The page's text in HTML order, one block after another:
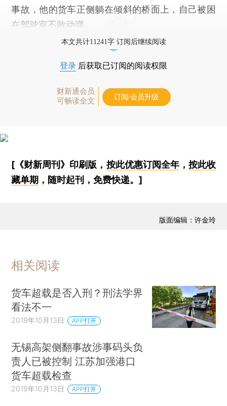
事故，他的货车正侧躺在倾斜的桥面上，自己被困
在驾驶室不敢动弹。
本文共计11241字 订阅后继续阅读
登录 后获取已订阅的阅读权限
财新通会员
可畅读全文
订阅/会员升级
[《财新周刊》印刷版， 按此优惠订阅全年， 按此收
藏单期 ，随时起刊，免费快递。]
版面编辑：许金玲
相关阅读
货车超载是否入刑？刑法学界
看法不一
2019年10月13日 APP打开
无锡高架侧翻事故涉事码头负
责人已被控制 江苏加强港口
货车超载检查
2019年10月13日 APP打开